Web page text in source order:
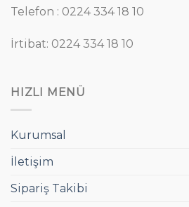
Telefon : 0224 334 18 10
İrtibat: 0224 334 18 10
HIZLI MENÜ
Kurumsal
İletişim
Sipariş Takibi